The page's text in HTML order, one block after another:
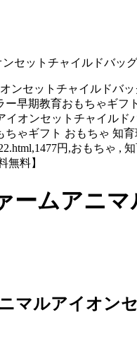
セットチャイルドバッ
ンセットチャイルドバ
早期教育おもちゃギフ
イオンセットチャイ
ゃギフト おもちゃ 知
円,おもちゃ ,
無料】
ームアニ
マルアイオ